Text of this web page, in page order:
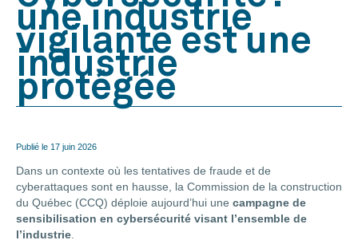
une industrie
vigilante est une
industrie
protégée
Publié le 17 juin 2026
Dans un contexte où les tentatives de fraude et de
cyberattaques sont en hausse, la Commission de la construction
du Québec (CCQ) déploie aujourd’hui une campagne de
sensibilisation en cybersécurité visant l’ensemble de
l’industrie